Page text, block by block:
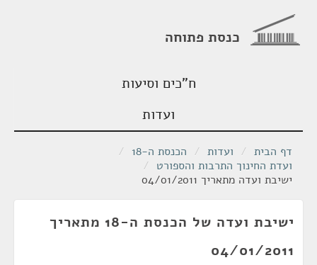
כנסת פתוחה
ח"כים וסיעות
ועדות
דף הבית / ועדות / הכנסת ה-18
/
ועדת החינוך התרבות והספורט /
ישיבת ועדה מתאריך 04/01/2011
ישיבת ועדה של הכנסת ה-18 מתאריך
04/01/2011